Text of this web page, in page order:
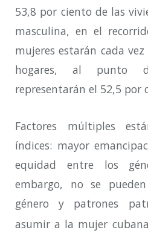
53,8 por ciento de las
masculina, en el
mujeres estarán cada
hogares, al punto
representarán el 52,5 por
Factores múltiples
índices: mayor
equidad entre los
embargo, no se
género y patrones
asumir a la mujer